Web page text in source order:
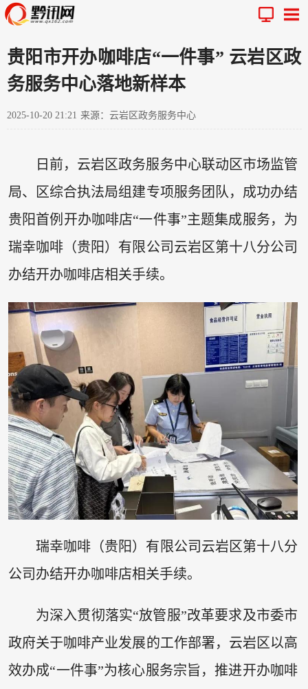
贵阳市开办咖啡店“一件事” 云岩区政
务服务中心落地新样本
2025-10-20 21:21 来源：云岩区政务服务中心
日前，云岩区政务服务中心联动区市场监管
局、区综合执法局组建专项服务团队，成功办结
贵阳首例开办咖啡店“一件事”主题集成服务，为
瑞幸咖啡（贵阳）有限公司云岩区第十八分公司
办结开办咖啡店相关手续。
瑞幸咖啡（贵阳）有限公司云岩区第十八分
公司办结开办咖啡店相关手续。
为深入贯彻落实“放管服”改革要求及市委市
政府关于咖啡产业发展的工作部署，云岩区以高
效办成“一件事”为核心服务宗旨，推进开办咖啡